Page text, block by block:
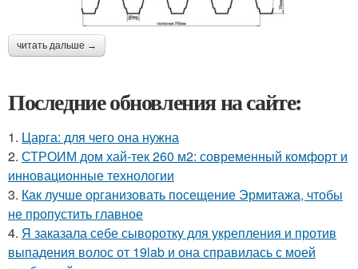
читать дальше →
Последние обновления на сайте:
1. Царга: для чего она нужна
2. СТРОИМ дом хай-тек 260 м2: современный комфорт и
инновационные технологии
3. Как лучше организовать посещение Эрмитажа, чтобы
не пропустить главное
4. Я заказала себе сыворотку для укрепления и против
выпадения волос от 19lab и она справилась с моей